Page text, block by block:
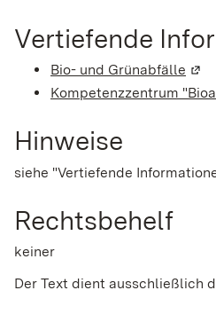
Vertiefende
Bio- und Grünabfälle
Kompetenzzentrum
Hinweise
siehe "Vertiefende
Rechtsbehelf
keiner
Der Text dient ausschließlich